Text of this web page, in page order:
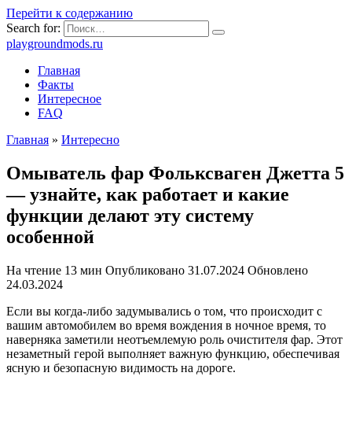
Перейти к содержанию
Search for:
playgroundmods.ru
Главная
Факты
Интересное
FAQ
Главная » Интересно
Омыватель фар Фольксваген Джетта 5
— узнайте, как работает и какие
функции делают эту систему
особенной
На чтение 13 мин Опубликовано 31.07.2024 Обновлено
24.03.2024
Если вы когда-либо задумывались о том, что происходит с
вашим автомобилем во время вождения в ночное время, то
наверняка заметили неотъемлемую роль очистителя фар. Этот
незаметный герой выполняет важную функцию, обеспечивая
ясную и безопасную видимость на дороге.